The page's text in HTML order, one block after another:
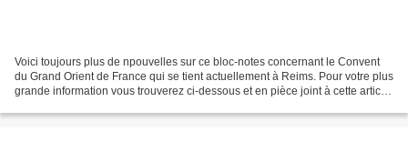
Voici toujours plus de npouvelles sur ce bloc-notes concernant le Convent
du Grand Orient de France qui se tient actuellement à Reims. Pour votre plus
grande information vous trouverez ci-dessous et en pièce joint à cette article